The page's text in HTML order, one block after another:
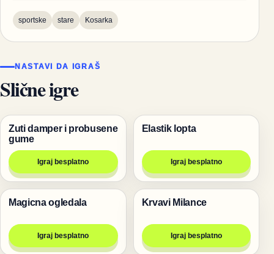
sportske stare Kosarka
NASTAVI DA IGRAŠ
Slične igre
Trke
Zuti damper i probusene
gume
Igraj besplatno
Igre
Elastik lopta
Igraj besplatno
Igre
Magicna ogledala
Igraj besplatno
Pucanje
Krvavi Milance
Igraj besplatno